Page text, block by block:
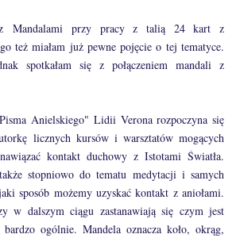
z Mandalami przy pracy z talią 24 kart z
też miałam już pewne pojęcie o tej tematyce.
spotkałam się z połączeniem mandali z
Anielskiego" Lidii Verona rozpoczyna się
licznych kursów i warsztatów mogących
kontakt duchowy z Istotami Światła.
stopniowo do tematu medytacji i samych
sposób możemy uzyskać kontakt z aniołami.
w dalszym ciągu zastanawiają się czym jest
ogólnie. Mandela oznacza koło, okrąg,